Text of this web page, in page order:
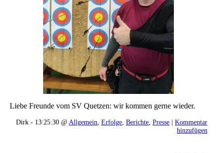
Liebe Freunde vom SV Quetzen: wir kommen gerne wieder.
Dirk - 13:25:30 @ Allgemein Erfolge Berichte Presse | Kommentar
hinzufügen